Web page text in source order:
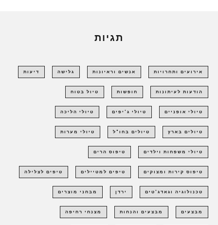
תגיות
אירועים ותחרויות אנשים וראיונות גלישה דיעות
הודעות לעיתונות חופשות טיול בטוח
טיולי אופניים טיולי ג'יפים טיולי הליכה
טיולים בארץ טיולים בחו"ל טיולי מערות
טיולי משפחות וילדים טיפוס הרים
טיפוס קירות ומצוקים טיפים למטיילים טיפים לצלילה
טכנולוגיה וגאדג'טים ירדן מבחני מוצרים
מבצעים מבצעים והנחות מצנחי רחיפה